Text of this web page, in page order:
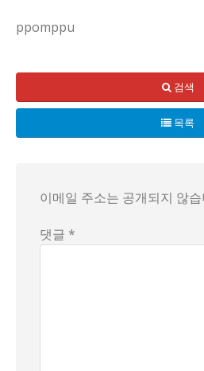
ppomppu
배경을 살펴보면, 노벨평화상은
최근 몇몇 매체와 영상은 '트럼프
검색
목록
이메일 주소는 공개되지 않습
댓글 *